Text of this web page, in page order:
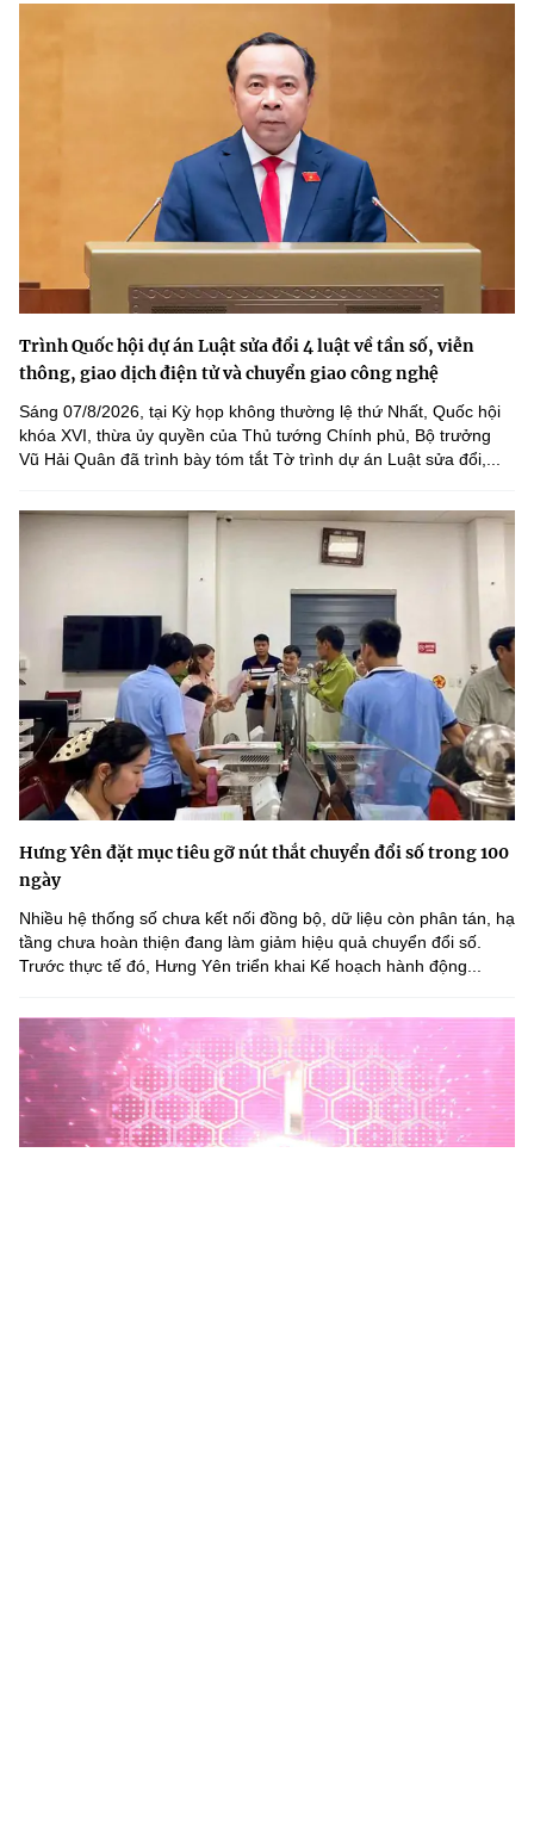
Trình Quốc hội dự án Luật sửa đổi 4 luật về tần số, viễn
thông, giao dịch điện tử và chuyển giao công nghệ
Sáng 07/8/2026, tại Kỳ họp không thường lệ thứ Nhất, Quốc hội
khóa XVI, thừa ủy quyền của Thủ tướng Chính phủ, Bộ trưởng
Vũ Hải Quân đã trình bày tóm tắt Tờ trình dự án Luật sửa đổi,...
Hưng Yên đặt mục tiêu gỡ nút thắt chuyển đổi số trong 100
ngày
Nhiều hệ thống số chưa kết nối đồng bộ, dữ liệu còn phân tán, hạ
tầng chưa hoàn thiện đang làm giảm hiệu quả chuyển đổi số.
Trước thực tế đó, Hưng Yên triển khai Kế hoạch hành động...